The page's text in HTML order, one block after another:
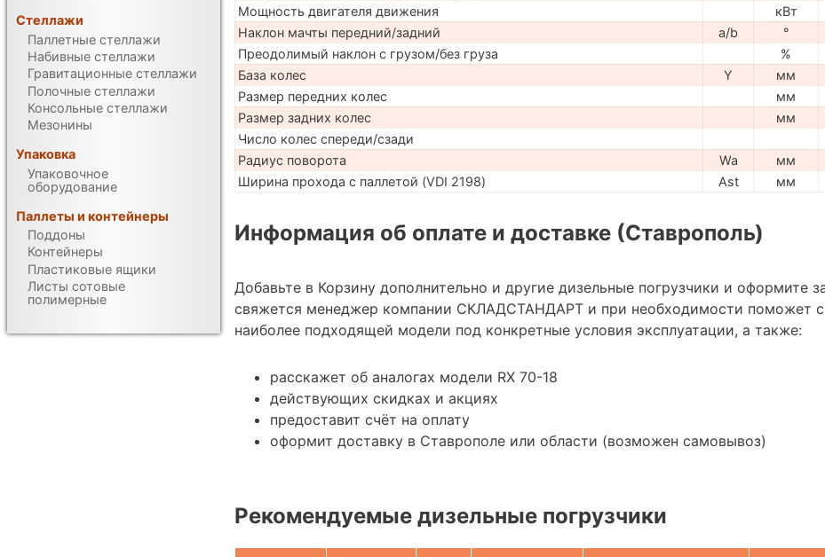
Мощность двигателя движения
кВт
Наклон мачты передний/задний
a/b °
Преодолимый наклон с грузом/без груза
%
База колес
Y мм
Размер передних колес
мм
Размер задних колес
мм
Число колес спереди/сзади
Радиус поворота
Wa мм
Ширина прохода с паллетой (VDI 2198)
Ast мм
Информация об оплате и доставке (Ставрополь)
Добавьте в Корзину дополнительно и другие дизельные погрузчики и оформите
свяжется менеджер компании СКЛАДСТАНДАРТ и при необходимости поможет
наиболее подходящей модели под конкретные условия эксплуатации, а также:
расскажет об аналогах модели RX 70-18
действующих скидках и акциях
предоставит счёт на оплату
оформит доставку в Ставрополе или области (возможен самовывоз)
Рекомендуемые дизельные погрузчики
Стеллажи
Паллетные стеллажи
Набивные стеллажи
Гравитационные стеллажи
Полочные стеллажи
Консольные стеллажи
Мезонины
Упаковка
Упаковочное
оборудование
Паллеты и контейнеры
Поддоны
Контейнеры
Пластиковые ящики
Листы сотовые
полимерные